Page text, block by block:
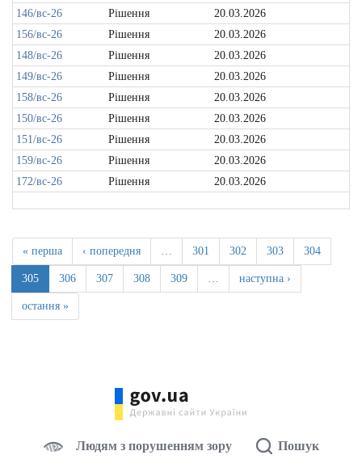
146/вс-26
Рішення
20.03.2026
156/вс-26
Рішення
20.03.2026
148/вс-26
Рішення
20.03.2026
149/вс-26
Рішення
20.03.2026
158/вс-26
Рішення
20.03.2026
150/вс-26
Рішення
20.03.2026
151/вс-26
Рішення
20.03.2026
159/вс-26
Рішення
20.03.2026
172/вс-26
Рішення 20.03.2026
« перша ‹ попередня … 301 302 303 304
305 306 307 308 309 … наступна ›
остання »
Людям з порушенням зору Пошук